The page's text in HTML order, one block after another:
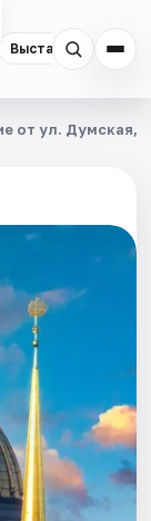
Выставки
от ул. Думская,